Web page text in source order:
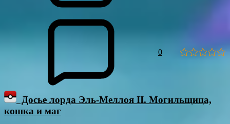
0
Досье лорда Эль-Меллоя II. Могильщица,
кошка и маг